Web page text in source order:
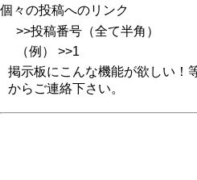
個々の投稿へのリンク
>>投稿番号（全て半角）
（例） >>1
掲示板にこんな機能が欲しい！
からご連絡下さい。